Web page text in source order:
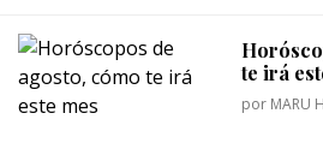
te irá
por MARU